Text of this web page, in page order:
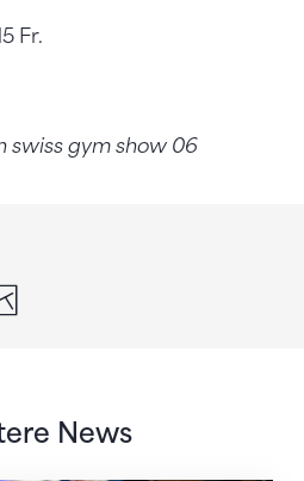
Fr.
swiss gym show 06
News